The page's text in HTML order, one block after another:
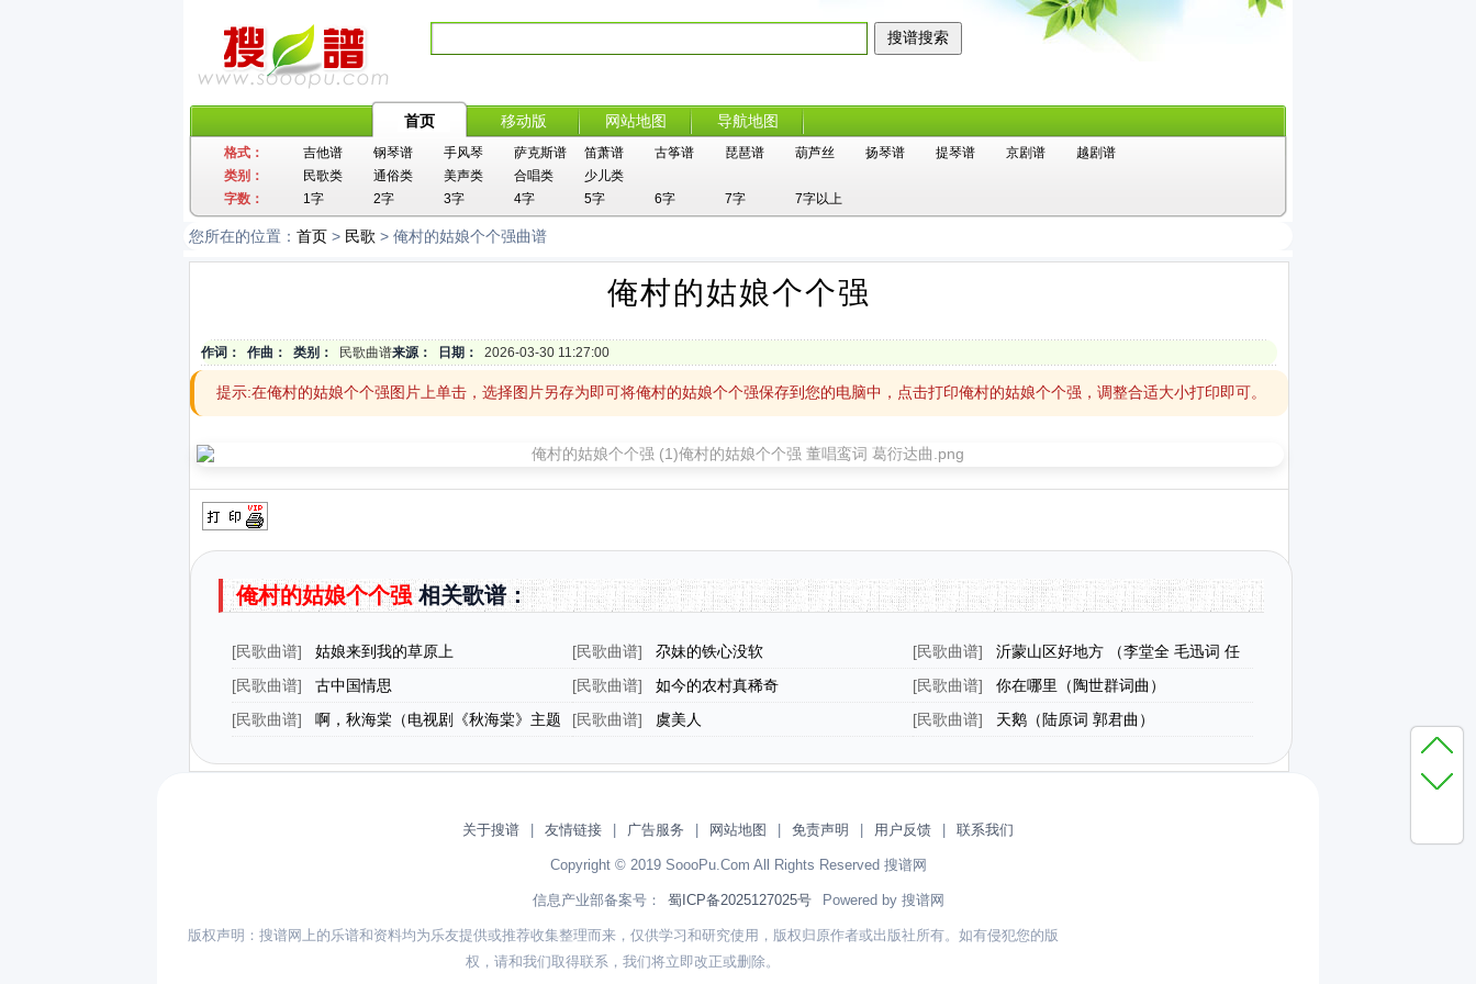
首页 移动版 网站地图 导航地图
格式： 吉他谱 钢琴谱 手风琴 萨克斯谱 笛萧谱 古筝谱 琵琶谱 葫芦丝 扬琴谱 提琴谱 京剧谱
越剧谱
类别：
民歌类 通俗类 美声类 合唱类
少儿类
字数：
1字 2字 3字 4字 5字 6字 7字 7字以上
您所在的位置： 首页 > 民歌 > 俺村的姑娘个个强曲谱
俺村的姑娘个个强
作词： 作曲： 类别： 民歌曲谱来源： 日期： 2026-03-30 11:27:00
提示:在俺村的姑娘个个强图片上单击，选择图片另存为即可将俺村的姑娘个个强保存到您的电脑中，点击打印俺村的姑娘个个强，调整合适大小打印即可。
俺村的姑娘个个强相关歌谱：
[民歌曲谱] 姑娘来到我的草原上 [民歌曲谱] 尕妹的铁心没软 [民歌曲谱]
沂蒙山区好地方 （李堂全 毛迅词 任
世成曲）
[民歌曲谱] 古中国情思 [民歌曲谱] 如今的农村真稀奇 [民歌曲谱]
你在哪里（陶世群词曲）
[民歌曲谱]
啊，秋海棠（电视剧《秋海棠》主题
[民歌曲谱] 虞美人 [民歌曲谱] 天鹅（陆原词 郭君曲）
关于搜谱 友情链接 广告服务 网站地图 免责声明 用户反馈 联系我们
Copyright © 2019 SoooPu.Com All Rights Reserved 搜谱网
信息产业部备案号： 蜀ICP备2025127025号 Powered by 搜谱网
版权声明：搜谱网上的乐谱和资料均为乐友提供或推荐收集整理而来，仅供学习和研究使用，版权归原作者或出版社所有。如有侵犯您的版
权，请和我们取得联系，我们将立即改正或删除。